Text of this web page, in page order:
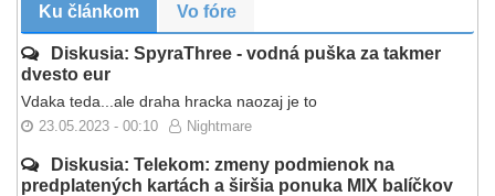
Ku článkom Vo fóre
Diskusia: SpyraThree - vodná puška za takmer
dvesto eur
Vdaka teda...ale draha hracka naozaj je to
23.05.2023 - 00:10 Nightmare
Diskusia: Telekom: zmeny podmienok na
predplatených kartách a širšia ponuka MIX balíčkov